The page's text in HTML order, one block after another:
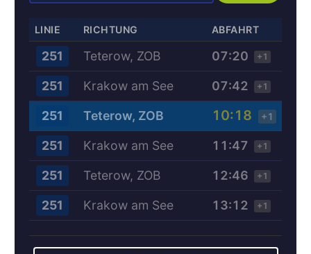
LINIE RICHTUNG ABFAHRT
251 Teterow, ZOB 07:20 +1
251 Krakow am See 07:42 +1
251 Teterow, ZOB 10:18 +1
251 Krakow am See 11:47 +1
251 Teterow, ZOB 12:46 +1
251 Krakow am See 13:12 +1